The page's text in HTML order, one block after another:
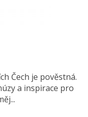
Čech je pověstná.
a inspirace pro